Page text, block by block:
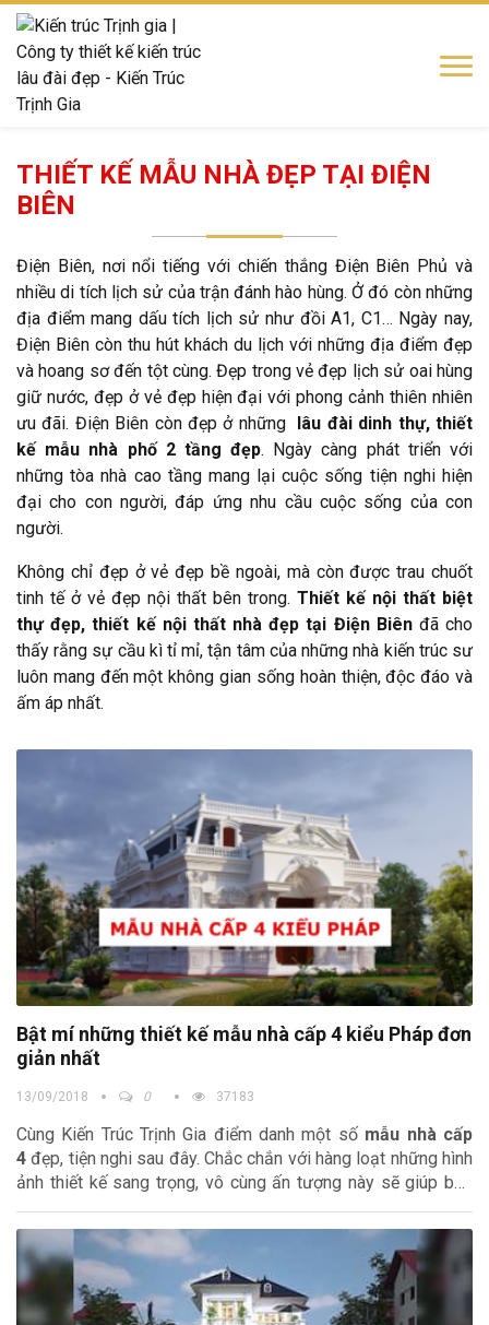
THIẾT KẾ MẪU NHÀ ĐẸP TẠI ĐIỆN
BIÊN
Điện Biên, nơi nổi tiếng với chiến thắng Điện Biên Phủ và
nhiều di tích lịch sử của trận đánh hào hùng. Ở đó còn những
địa điểm mang dấu tích lịch sử như đồi A1, C1… Ngày nay,
Điện Biên còn thu hút khách du lịch với những địa điểm đẹp
và hoang sơ đến tột cùng. Đẹp trong vẻ đẹp lịch sử oai hùng
giữ nước, đẹp ở vẻ đẹp hiện đại với phong cảnh thiên nhiên
ưu đãi. Điện Biên còn đẹp ở những lâu đài dinh thự, thiết
kế mẫu nhà phố 2 tầng đẹp. Ngày càng phát triển với
những tòa nhà cao tầng mang lại cuộc sống tiện nghi hiện
đại cho con người, đáp ứng nhu cầu cuộc sống của con
người.
Không chỉ đẹp ở vẻ đẹp bề ngoài, mà còn được trau chuốt
tinh tế ở vẻ đẹp nội thất bên trong. Thiết kế nội thất biệt
thự đẹp, thiết kế nội thất nhà đẹp tại Điện Biênđã cho
thấy rằng sự cầu kì tỉ mỉ, tận tâm của những nhà kiến trúc sư
luôn mang đến một không gian sống hoàn thiện, độc đáo và
ấm áp nhất.
Bật mí những thiết kế mẫu nhà cấp 4 kiểu Pháp đơn
giản nhất
13/09/2018 0 37183
Cùng Kiến Trúc Trịnh Gia điểm danh một số mẫu nhà cấp
4 đẹp, tiện nghi sau đây. Chắc chắn với hàng loạt những hình
ảnh thiết kế sang trọng, vô cùng ấn tượng này sẽ giúp bạn
tìm được một ý tưởng thiết kế phù hợp cho ngôi nhà tương
lai của mình.